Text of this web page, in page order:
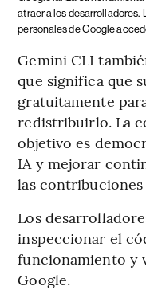
atraer a los desarrolladores.
personales de Google
Gemini CLI
que significa que
gratuitamente
redistribuirlo. La
objetivo es
IA y mejorar
las
Los
inspeccionar el
funcionamiento y
Google.